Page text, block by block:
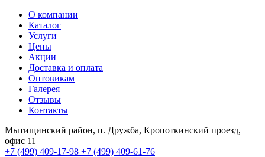
О компании
Каталог
Услуги
Цены
Акции
Доставка и оплата
Оптовикам
Галерея
Отзывы
Контакты
Мытищинский район, п. Дружба, Кропоткинский проезд,
офис 11
+7 (499) 409-17-98 +7 (499) 409-61-76